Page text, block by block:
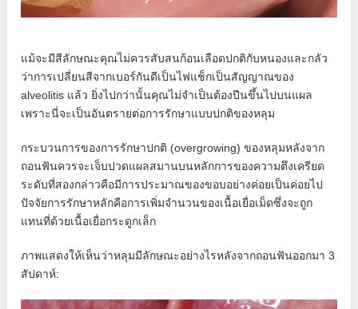
แม้จะมีสีลักษณะคุณไม่ควรสับสนก้อนเลือดปกติกับหนองและกลัว
ว่าการเปลี่ยนสีจากเบอร์กันดีเป็นไฟแช็กเป็นสัญญาณของ
alveolitis แล้ว ยิ่งไปกว่านั้นคุณไม่จำเป็นต้องปีนขึ้นไปบนแผล
เพราะนี่จะเป็นอันตรายต่อการรักษาแบบปกติของหลุม
กระบวนการของการรักษาปกติ (overgrowing) ของหลุมหลังจาก
ถอนฟันควรจะเจ็บปวดแผลสมานบนหลักการของความตึงเครียด
ระดับที่สองกล่าวคือมีการประมาณของขอบอย่างค่อยเป็นค่อยไป
ปัจจัยการรักษาหลักคือการเพิ่มจำนวนของเนื้อเยื่อเม็ดซึ่งจะถูก
แทนที่ด้วยเนื้อเยื่อกระดูกเล็ก
ภาพแสดงให้เห็นว่าหลุมมีลักษณะอย่างไรหลังจากถอนฟันออกมา 3
สัปดาห์: